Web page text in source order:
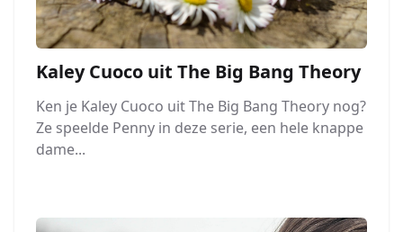
Kaley Cuoco uit The Big Bang Theory
Ken je Kaley Cuoco uit The Big Bang Theory nog?
Ze speelde Penny in deze serie, een hele knappe
dame...